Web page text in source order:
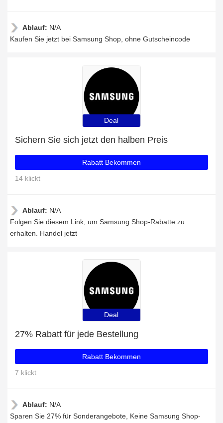
Ablauf: N/A
Kaufen Sie jetzt bei Samsung Shop, ohne Gutscheincode
Deal
Sichern Sie sich jetzt den halben Preis
Rabatt Bekommen
14 klickt
Ablauf: N/A
Folgen Sie diesem Link, um Samsung Shop-Rabatte zu
erhalten. Handel jetzt
Deal
27% Rabatt für jede Bestellung
Rabatt Bekommen
7 klickt
Ablauf: N/A
Sparen Sie 27% für Sonderangebote, Keine Samsung Shop-